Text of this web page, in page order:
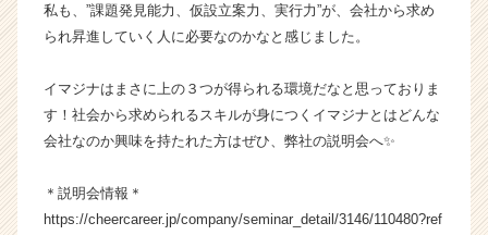
私も、”課題発見能力、仮設立案力、実行力”が、会社から求め
られ昇進していく人に必要なのかなと感じました。
イマジナはまさに上の３つが得られる環境だなと思っておりま
す！社会から求められるスキルが身につくイマジナとはどんな
会社なのか興味を持たれた方はぜひ、弊社の説明会へ✨
＊説明会情報＊
https://cheercareer.jp/company/seminar_detail/3146/110480?ref